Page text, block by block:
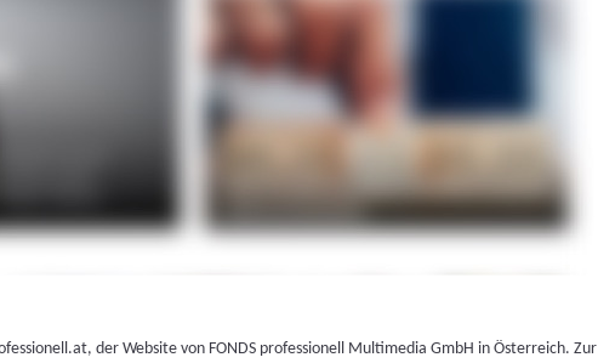
der Website von FONDS professionell Multimedia GmbH in Österreich. Zur